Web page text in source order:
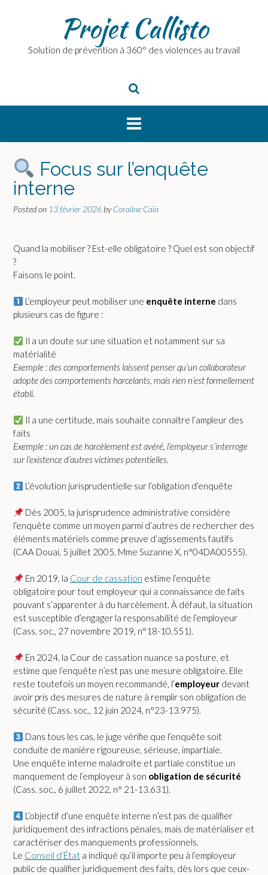
Projet Callisto
Solution de prévention à 360° des violences au travail
Focus sur l’enquête
interne
Posted on 13 février 2026 byCoraline Caïa
Quand la mobiliser ? Est-elle obligatoire ? Quel est son objectif
?
Faisons le point.
L’employeur peut mobiliser une enquête interne dans
plusieurs cas de figure :
Il a un doute sur une situation et notamment sur sa
matérialité
Exemple : des comportements laissent penser qu’un collaborateur
adopte des comportements harcelants, mais rien n’est formellement
établi.
Il a une certitude, mais souhaite connaître l’ampleur des
faits
Exemple : un cas de harcèlement est avéré, l’employeur s’interroge
sur l’existence d’autres victimes potentielles.
L’évolution jurisprudentielle sur l’obligation d’enquête
Dès 2005, la jurisprudence administrative considère
l’enquête comme un moyen parmi d’autres de rechercher des
éléments matériels comme preuve d’agissements fautifs
(CAA Douai, 5 juillet 2005, Mme Suzanne X, n°04DA00555).
En 2019, la Cour de cassation estime l’enquête
obligatoire pour tout employeur qui a connaissance de faits
pouvant s’apparenter à du harcèlement. À défaut, la situation
est susceptible d’engager la responsabilité de l’employeur
(Cass. soc., 27 novembre 2019, n°18-10.551).
En 2024, la Cour de cassation nuance sa posture, et
estime que l’enquête n’est pas une mesure obligatoire. Elle
reste toutefois un moyen recommandé, l’employeur devant
avoir pris des mesures de nature à remplir son obligation de
sécurité (Cass. soc., 12 juin 2024, n°23-13.975).
Dans tous les cas, le juge vérifie que l’enquête soit
conduite de manière rigoureuse, sérieuse, impartiale.
Une enquête interne maladroite et partiale constitue un
manquement de l’employeur à son obligation de sécurité
(Cass. soc., 6 juillet 2022, n° 21-13.631).
L’objectif d’une enquête interne n’est pas de qualifier
juridiquement des infractions pénales, mais de matérialiser et
caractériser des manquements professionnels.
Le Conseil d’État a indiqué qu’il importe peu à l’employeur
public de qualifier juridiquement des faits, dès lors que ceux-